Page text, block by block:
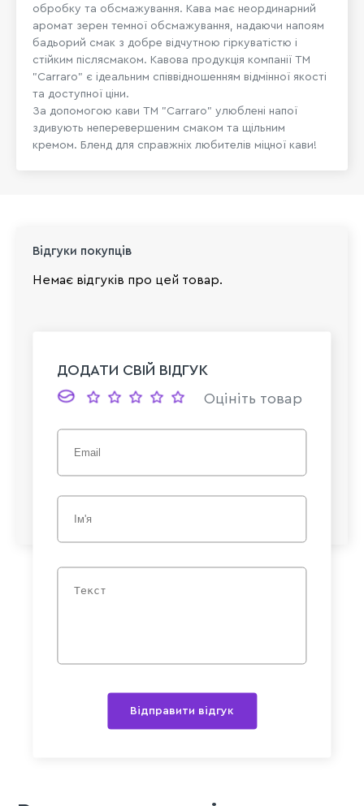
обробку та обсмажування. Кава має неординарний
аромат зерен темної обсмажування, надаючи напоям
бадьорий смак з добре відчутною гіркуватістю і
стійким післясмаком. Кавова продукція компанії ТМ
"Carraro" є ідеальним співвідношенням відмінної якості
та доступної ціни.
За допомогою кави ТМ "Carraro" улюблені напої
здивують неперевершеним смаком та щільним
кремом. Бленд для справжніх любителів міцної кави!
Відгуки покупців
Немає відгуків про цей товар.
ДОДАТИ СВІЙ ВІДГУК
Оцініть товар
Відправити відгук